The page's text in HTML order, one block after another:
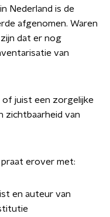
Nederland is de
afgenomen. Waren
dat er nog
van
of juist een zorgelijke
zichtbaarheid van
erover met:
en auteur van